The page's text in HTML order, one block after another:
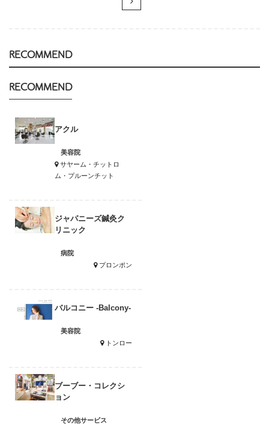
RECOMMEND
RECOMMEND
アクル
美容院
サヤーム・チットロ
ム・プルーンチット
ジャパニーズ鍼灸ク
リニック
病院
プロンポン
バルコニー -Balcony-
美容院
トンロー
ブーブー・コレクシ
ョン
その他サービス